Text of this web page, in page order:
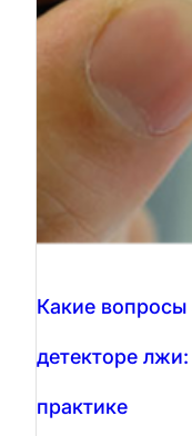
Какие вопросы
детекторе
практике